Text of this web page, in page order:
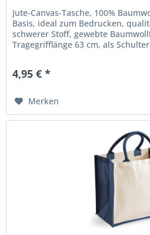
Jute-Canvas-Tasche, 100%
Basis, ideal zum Bedrucken,
schwerer Stoff, gewebte
Tragegrifflänge 63 cm, als
4,95 € *
Merken